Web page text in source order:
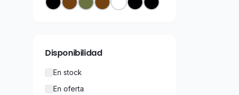
Disponibilidad
En stock
En oferta